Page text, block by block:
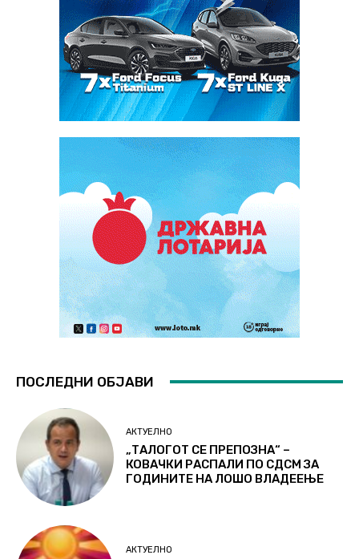
ПОСЛЕДНИ ОБЈАВИ
АКТУЕЛНО
„ТАЛОГОТ СЕ ПРЕПОЗНА“ –
КОВАЧКИ РАСПАЛИ ПО СДСМ ЗА
ГОДИНИТЕ НА ЛОШО ВЛАДЕЕЊЕ
АКТУЕЛНО